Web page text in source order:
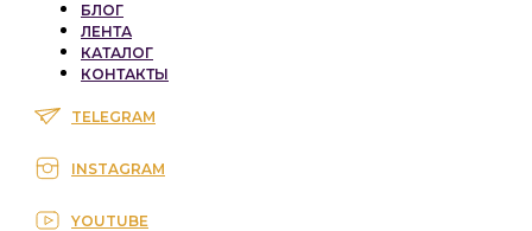
БЛОГ
ЛЕНТА
КАТАЛОГ
КОНТАКТЫ
TELEGRAM
INSTAGRAM
YOUTUBE